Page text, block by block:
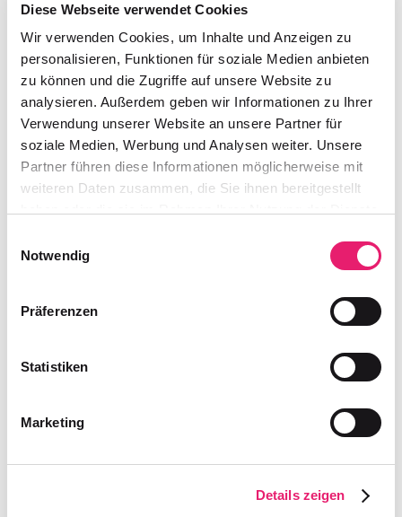
Diese Webseite verwendet Cookies
Wir verwenden Cookies, um Inhalte und Anzeigen zu
personalisieren, Funktionen für soziale Medien anbieten
zu können und die Zugriffe auf unsere Website zu
analysieren. Außerdem geben wir Informationen zu Ihrer
Verwendung unserer Website an unsere Partner für
soziale Medien, Werbung und Analysen weiter. Unsere
Partner führen diese Informationen möglicherweise mit
weiteren Daten zusammen, die Sie ihnen bereitgestellt
Notwendig
Präferenzen
Statistiken
Marketing
Details zeigen
seit 1606 Geschichte hat setzt das Weisse
Kreuz mit EWIGI auf Regionalität, Authentizität
und herzliche Gastfreundschaft – und lädt Ihre
Zielgruppe ein, den Seeland-Charme in
Mehr dazu...